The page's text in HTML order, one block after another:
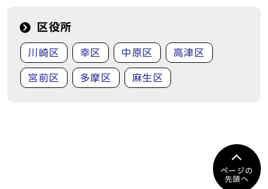
区役所
川崎区 幸区 中原区 高津区
宮前区 多摩区 麻生区
ページの
先頭へ